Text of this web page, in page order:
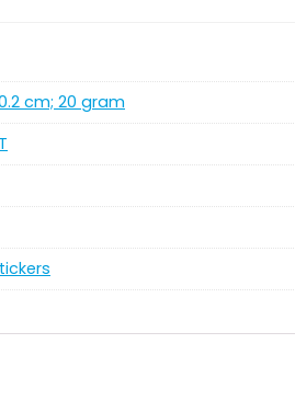
0.2 cm; 20 gram